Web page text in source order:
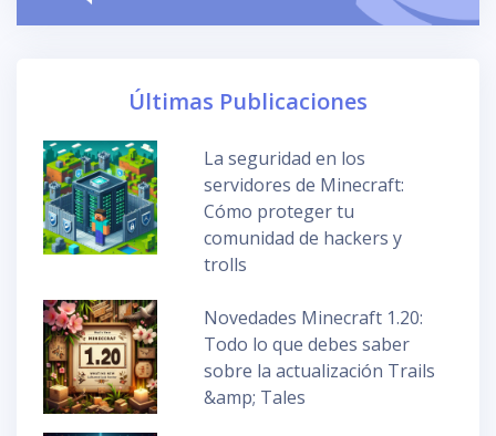
Últimas Publicaciones
La seguridad en los
servidores de Minecraft:
Cómo proteger tu
comunidad de hackers y
trolls
Novedades Minecraft 1.20:
Todo lo que debes saber
sobre la actualización Trails
&amp; Tales